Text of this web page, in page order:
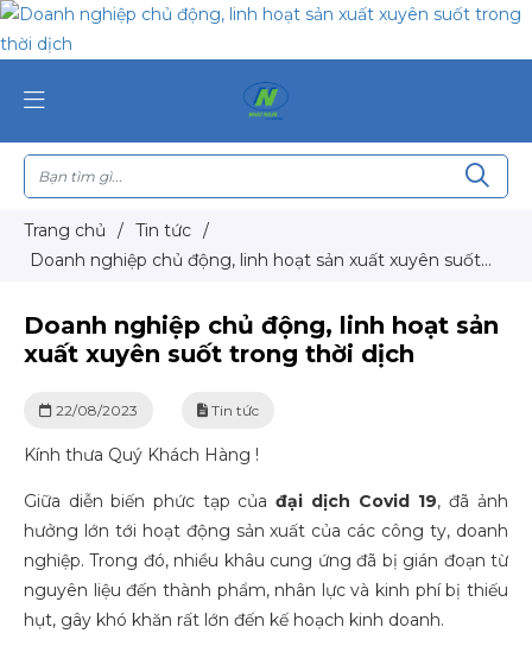
Trang chủ / Tin tức /
Doanh nghiệp chủ động, linh hoạt sản xuất xuyên suốt
Doanh nghiệp chủ động, linh hoạt sản
xuất xuyên suốt trong thời dịch
22/08/2023 Tin tức
Kính thưa Quý Khách Hàng !
Giữa diễn biến phức tạp của đại dịch Covid 19, đã ảnh
hưởng lớn tới hoạt động sản xuất của các công ty, doanh
nghiệp. Trong đó, nhiều khâu cung ứng đã bị gián đoạn từ
nguyên liệu đến thành phẩm, nhân lực và kinh phí bị thiếu
hụt, gây khó khăn rất lớn đến kế hoạch kinh doanh.